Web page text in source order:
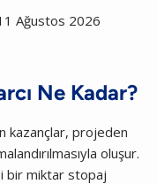
Ağustos 2026
Ne Kadar?
kazançlar, projeden
oluşur.
bir miktar stopaj